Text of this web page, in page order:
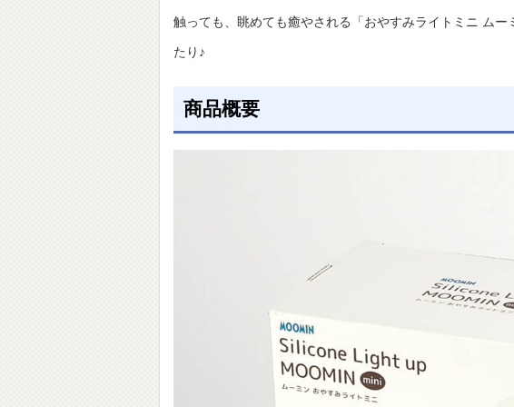
触っても、眺めても癒やされる「おやすみライトミニ ム
たり♪
商品概要